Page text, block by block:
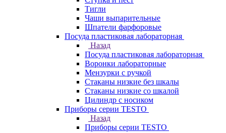
Тигли
Чаши выпарительные
Шпатели фарфоровые
Посуда пластиковая лабораторная
Назад
Посуда пластиковая лабораторная
Воронки лабораторные
Мензурки с ручкой
Стаканы низкие без шкалы
Стаканы низкие со шкалой
Цилиндр с носиком
Приборы серии TESTO
Назад
Приборы серии TESTO